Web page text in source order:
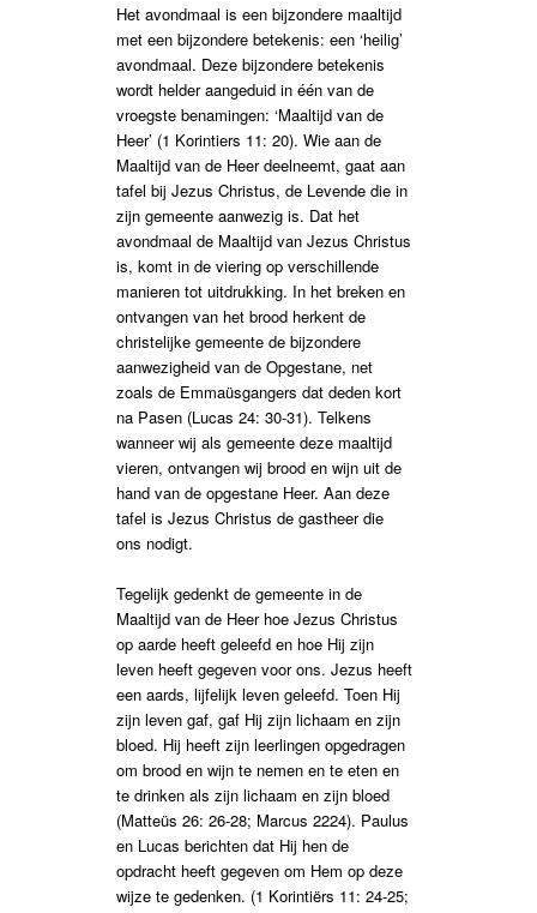
Het avondmaal is een bijzondere maaltijd
met een bijzondere betekenis: een ‘heilig’
avondmaal. Deze bijzondere betekenis
wordt helder aangeduid in één van de
vroegste benamingen: ‘Maaltijd van de
Heer’ (1 Korintiers 11: 20). Wie aan de
Maaltijd van de Heer deelneemt, gaat aan
tafel bij Jezus Christus, de Levende die in
zijn gemeente aanwezig is. Dat het
avondmaal de Maaltijd van Jezus Christus
is, komt in de viering op verschillende
manieren tot uitdrukking. In het breken en
ontvangen van het brood herkent de
christelijke gemeente de bijzondere
aanwezigheid van de Opgestane, net
zoals de Emmaüsgangers dat deden kort
na Pasen (Lucas 24: 30-31). Telkens
wanneer wij als gemeente deze maaltijd
vieren, ontvangen wij brood en wijn uit de
hand van de opgestane Heer. Aan deze
tafel is Jezus Christus de gastheer die
ons nodigt.
Tegelijk gedenkt de gemeente in de
Maaltijd van de Heer hoe Jezus Christus
op aarde heeft geleefd en hoe Hij zijn
leven heeft gegeven voor ons. Jezus heeft
een aards, lijfelijk leven geleefd. Toen Hij
zijn leven gaf, gaf Hij zijn lichaam en zijn
bloed. Hij heeft zijn leerlingen opgedragen
om brood en wijn te nemen en te eten en
te drinken als zijn lichaam en zijn bloed
(Matteüs 26: 26-28; Marcus 2224). Paulus
en Lucas berichten dat Hij hen de
opdracht heeft gegeven om Hem op deze
wijze te gedenken. (1 Korintiërs 11: 24-25;